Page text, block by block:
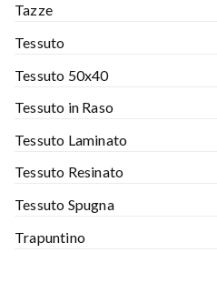
Tazze
Tessuto
Tessuto 50x40
Tessuto in Raso
Tessuto Laminato
Tessuto Resinato
Tessuto Spugna
Trapuntino